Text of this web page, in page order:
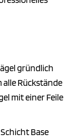
gründlich
Rückstände
mit einer Feile
Base